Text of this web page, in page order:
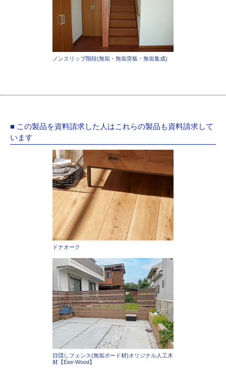
ノンスリップ階段(無垢・無垢突板・無垢集成)
■ この製品を資料請求した人はこれらの製品も資料請求して
います
ドナオーク
目隠しフェンス(無垢ボード材)オリジナル人工木
材【Eee-Wood】